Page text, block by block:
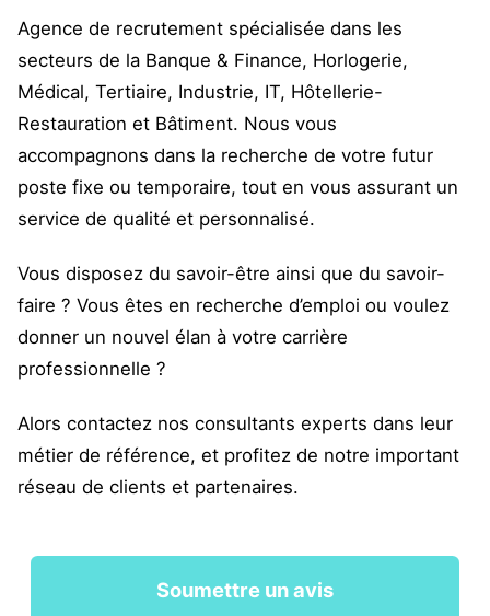
Agence de recrutement spécialisée dans les
secteurs de la Banque & Finance, Horlogerie,
Médical, Tertiaire, Industrie, IT, Hôtellerie-
Restauration et Bâtiment. Nous vous
accompagnons dans la recherche de votre futur
poste fixe ou temporaire, tout en vous assurant un
service de qualité et personnalisé.
Vous disposez du savoir-être ainsi que du savoir-
faire ? Vous êtes en recherche d’emploi ou voulez
donner un nouvel élan à votre carrière
professionnelle ?
Alors contactez nos consultants experts dans leur
métier de référence, et profitez de notre important
réseau de clients et partenaires.
Soumettre un avis